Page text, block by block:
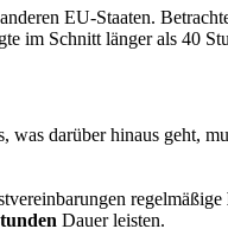
EU-Staaten.
im Schnitt länger als 40
was darüber hinaus geht,
regelmäßige
Dauer leisten.